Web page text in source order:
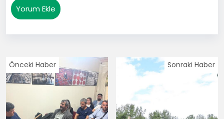
Yorum Ekle
Önceki Haber Sonraki Haber